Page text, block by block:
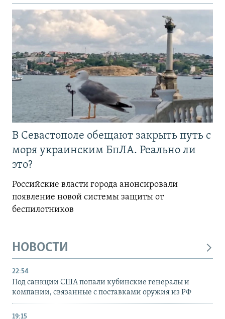
В Севастополе обещают закрыть путь с
моря украинским БпЛА. Реально ли
это?
Российские власти города анонсировали
появление новой системы защиты от
беспилотников
НОВОСТИ
22:54
Под санкции США попали кубинские генералы и
компании, связанные с поставками оружия из РФ
19:15